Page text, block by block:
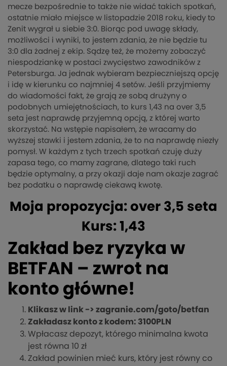
mecze bezpośrednie to także nie widać takich spotkań,
ostatnie miało miejsce w listopadzie 2018 roku, kiedy to
Zenit wygrał u siebie 3:0. Biorąc pod uwagę składy,
możliwości i wyniki, to jestem zdania, że nie będzie tu
3:0 dla żadnej z ekip. Sądzę też, że możemy zobaczyć
niespodziankę w postaci zwycięstwo zawodników z
Petersburga. Ja jednak wybieram bezpieczniejszą opcję
i idę w kierunku co najmniej 4 setów. Jeśli przyjmiemy
do wiadomości fakt, że grają ze sobą drużyny o
podobnych umiejętnościach, to kurs 1,43 na over 3,5
seta jest naprawdę przyjemną opcją, z której warto
skorzystać. Na wstępie napisałem, że wracamy do
wyższej stawki i jestem zdania, że to na naprawdę niezły
pomysł. W każdym z tych trzech spotkań czuję duży
zapasa tego, co mamy zagrane, dlatego taki ruch
będzie optymalny, a przy okazji daje nam okazje zagrać
bez podatku o naprawdę ciekawą kwotę.
Moja propozycja: over 3,5 seta
Kurs: 1,43
Zakład bez ryzyka w
BETFAN – zwrot na
konto główne!
Klikasz w link -> zagranie.com/goto/betfan
Zakładasz konto z kodem: 3100PLN
Wpłacasz depozyt, którego minimalna kwota
jest równa 10 zł
Zakład powinien mieć kurs, który jest równy co